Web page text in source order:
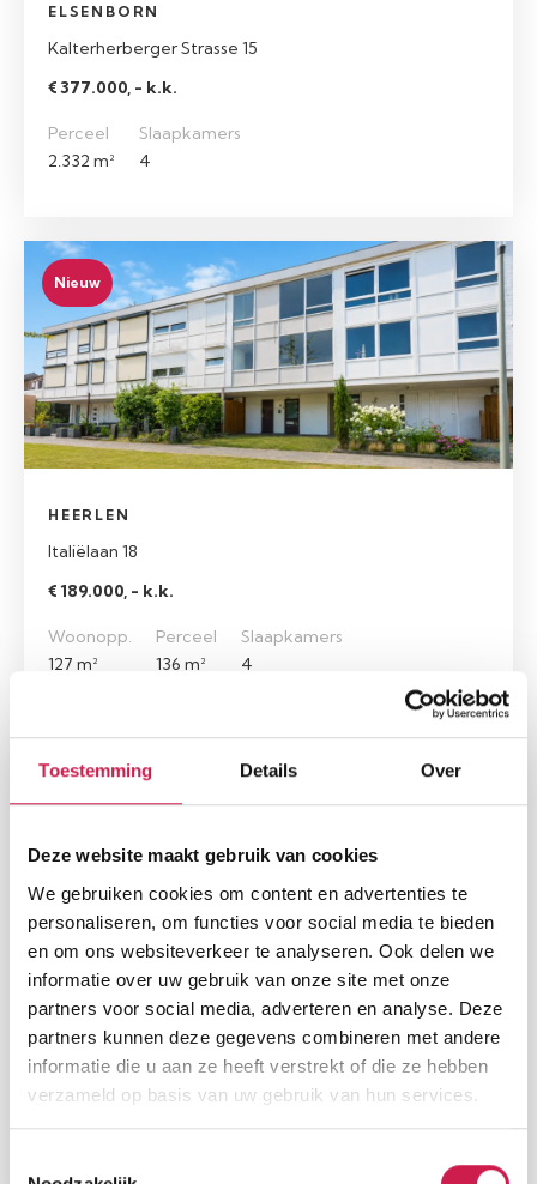
Toestemming Details Over
Deze website maakt gebruik van cookies
We gebruiken cookies om content en advertenties te
personaliseren, om functies voor social media te bieden
en om ons websiteverkeer te analyseren. Ook delen we
informatie over uw gebruik van onze site met onze
partners voor social media, adverteren en analyse. Deze
partners kunnen deze gegevens combineren met andere
informatie die u aan ze heeft verstrekt of die ze hebben
verzameld op basis van uw gebruik van hun services.
ELSENBORN
Kalterherberger Strasse 15
€ 377.000, - k.k.
Perceel
2.332 m²
Slaapkamers
4
Nieuw
HEERLEN
Italiëlaan 18
€ 189.000, - k.k.
Woonopp.
127 m²
Perceel
136 m²
Slaapkamers
4
HEERLEN
Ruysdaelstraat 25
€ 298.000, - k.k.